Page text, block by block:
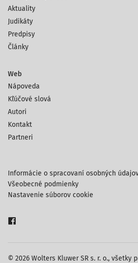
Aktuality
Judikáty
Predpisy
Články
Web
Nápoveda
Kľúčové slová
Autori
Kontakt
Partneri
© 2026 Wolters Kluwer SR s. r. o., všetky
Informácie o spracovaní osobných
Všeobecné podmienky
Nastavenie súborov cookie